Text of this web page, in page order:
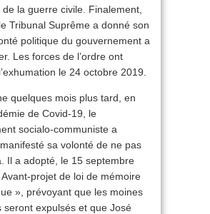
la guerre civile. Finalement,
Tribunal Suprême a donné son
politique du gouvernement a
Les forces de l’ordre ont
le 24 octobre 2019.
quelques mois plus tard, en
de Covid-19, le
socialo-communiste a
sa volonté de ne pas
Il a adopté, le 15 septembre
projet de loi de mémoire
», prévoyant que les moines
seront expulsés et que José